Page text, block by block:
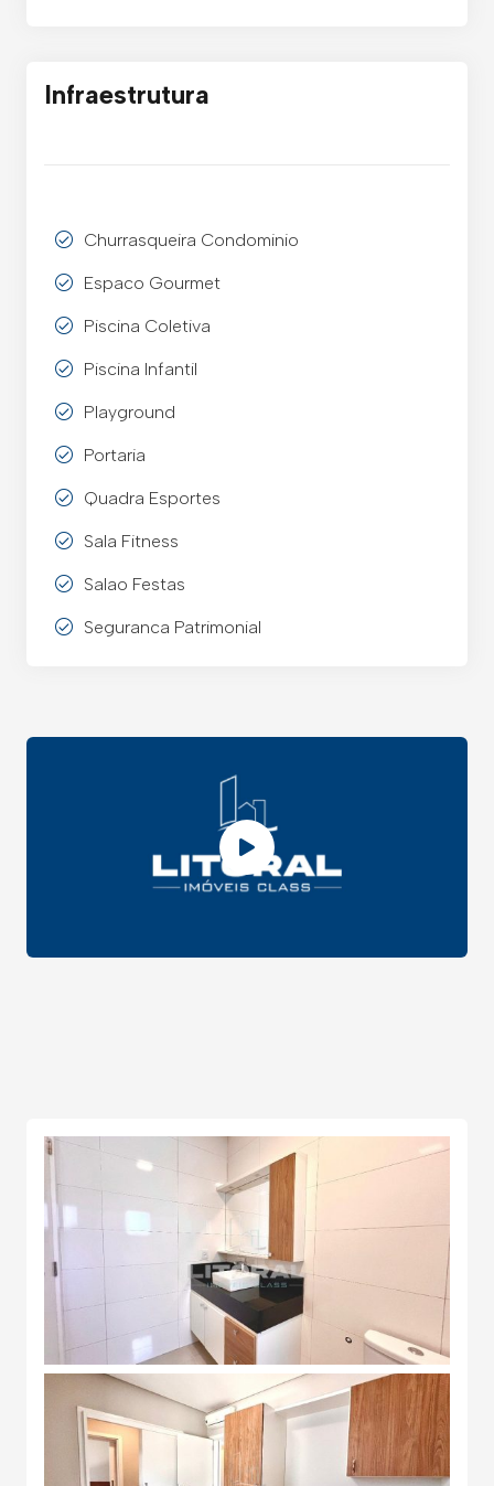
Infraestrutura
Churrasqueira Condominio
Espaco Gourmet
Piscina Coletiva
Piscina Infantil
Playground
Portaria
Quadra Esportes
Sala Fitness
Salao Festas
Seguranca Patrimonial